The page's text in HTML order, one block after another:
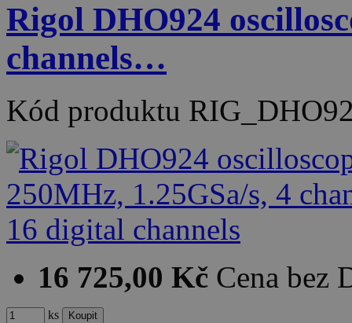
Rigol DHO924
channels…
Kód produktu
16 725,00 Kč Cena bez
ks